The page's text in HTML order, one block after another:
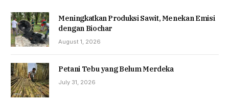
Meningkatkan Produksi Sawit, Menekan Emisi
dengan Biochar
August 1, 2026
Petani Tebu yang Belum Merdeka
July 31, 2026